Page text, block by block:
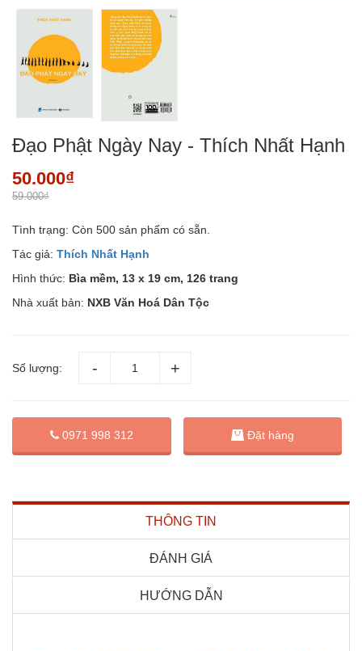
Đạo Phật Ngày Nay - Thích Nhất Hạnh
50.000₫
59.000₫
Tình trạng: Còn 500 sản phẩm có sẵn.
Tác giả: Thích Nhất Hạnh
Hình thức: Bìa mềm, 13 x 19 cm, 126 trang
Nhà xuất bản: NXB Văn Hoá Dân Tộc
Số lượng:
0971 998 312 Đặt hàng
THÔNG TIN
ĐÁNH GIÁ
HƯỚNG DẪN